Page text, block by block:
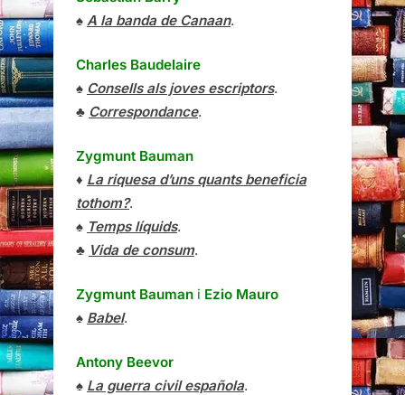
♠ A la banda de Canaan.
Charles Baudelaire
♠ Consells als joves escriptors.
♣ Correspondance.
Zygmunt Bauman
♦ La riquesa d’uns quants beneficia
tothom?.
♠ Temps líquids.
♣ Vida de consum.
Zygmunt Bauman i Ezio Mauro
♠ Babel.
Antony Beevor
♠ La guerra civil española.